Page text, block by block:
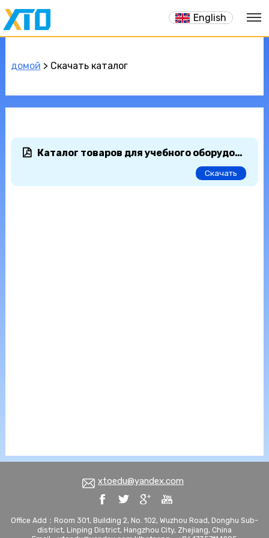
English
домой > Скачать каталог
Каталог товаров для учебного оборудования 2026 Часть 1
Скачать
xtoedu@yandex.com
Office Add：Room 301, Building 2, No. 102, Wuzhou Road, Donghu Sub-
district, Linping District, Hangzhou City, Zhejiang, China